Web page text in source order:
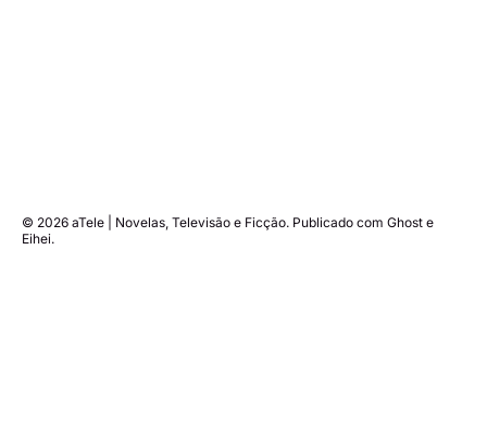
© 2026 aTele | Novelas, Televisão e Ficção. Publicado com Ghost e
Eihei.